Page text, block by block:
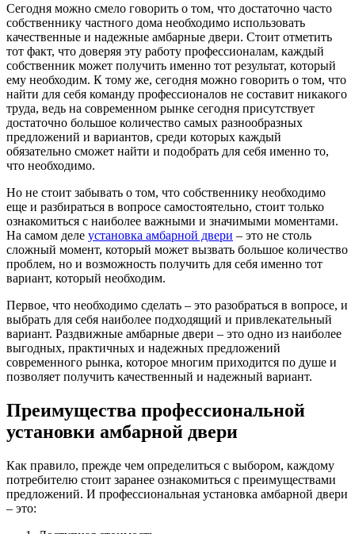
Сегодня можно смело говорить о том, что достаточно часто
собственнику частного дома необходимо использовать
качественные и надежные амбарные двери. Стоит отметить
тот факт, что доверяя эту работу профессионалам, каждый
собственник может получить именно тот результат, который
ему необходим. К тому же, сегодня можно говорить о том, что
найти для себя команду профессионалов не составит никакого
труда, ведь на современном рынке сегодня присутствует
достаточно большое количество самых разнообразных
предложений и вариантов, среди которых каждый
обязательно сможет найти и подобрать для себя именно то,
что необходимо.
Но не стоит забывать о том, что собственнику необходимо
еще и разбираться в вопросе самостоятельно, стоит только
ознакомиться с наиболее важными и значимыми моментами.
На самом деле установка амбарной двери – это не столь
сложный момент, который может вызвать большое количество
проблем, но и возможность получить для себя именно тот
вариант, который необходим.
Первое, что необходимо сделать – это разобраться в вопросе, и
выбрать для себя наиболее подходящий и привлекательный
вариант. Раздвижные амбарные двери – это одно из наиболее
выгодных, практичных и надежных предложений
современного рынка, которое многим приходится по душе и
позволяет получить качественный и надежный вариант.
Преимущества профессиональной
установки амбарной двери
Как правило, прежде чем определиться с выбором, каждому
потребителю стоит заранее ознакомиться с преимуществами
предложений. И профессиональная установка амбарной двери
– это: